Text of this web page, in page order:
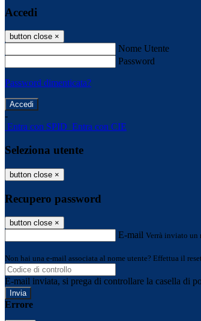
Accedi
button close ×
Nome Utente
Password
Password dimenticata?
-
Entra con SPID Entra con CIE
Seleziona utente
button close ×
Recupero password
button close ×
E-mail Verrà inviato un
Non hai una e-mail associata al nome utente? Effettua il
E-mail inviata, si prega di controllare la casella di
Errore